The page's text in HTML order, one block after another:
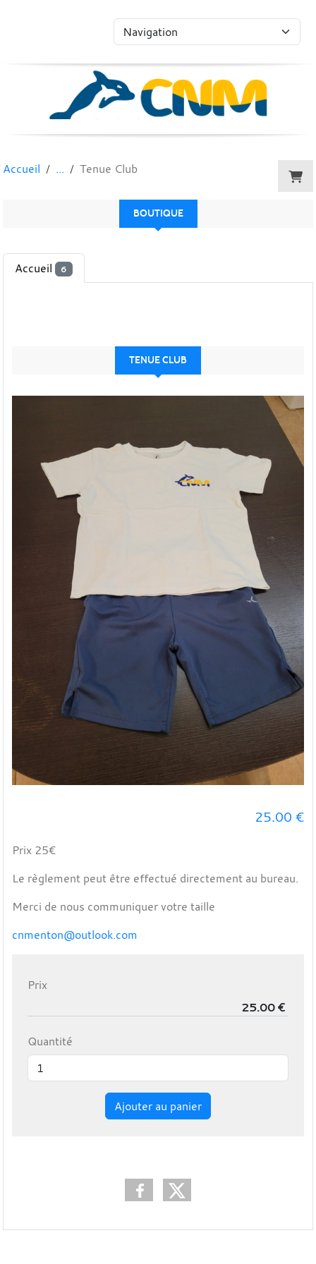
Accueil Tenue Club
BOUTIQUE
Accueil 6
TENUE CLUB
25.00 €
Prix 25€
Le règlement peut être effectué directement au bureau.
Merci de nous communiquer votre taille
cnmenton@outlook.com
Prix
Quantité
Ajouter au panier